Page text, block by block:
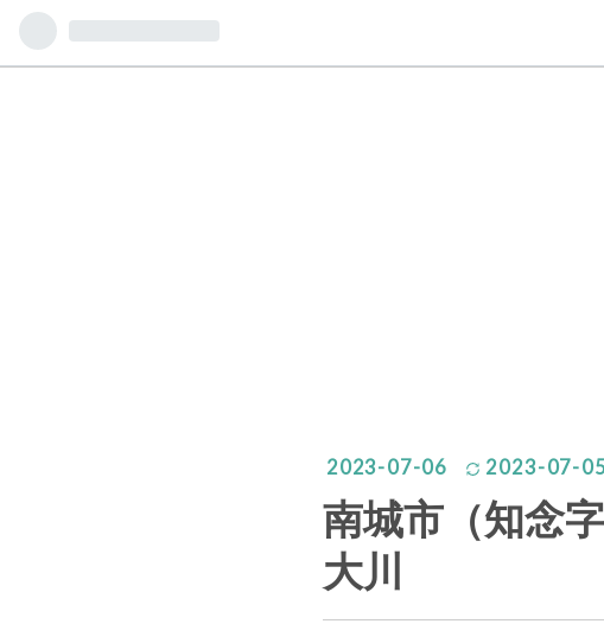
2023-07-06 2023-07-
南城市（知念
大川